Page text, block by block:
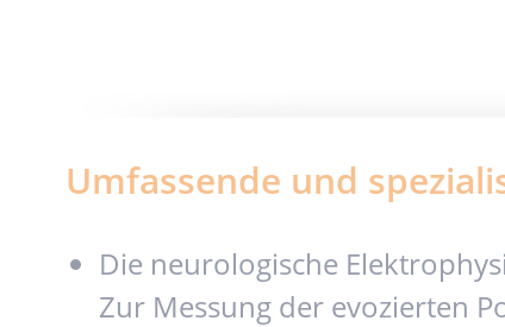
Umfassende und
Die neurologische
Zur Messung der evozierten